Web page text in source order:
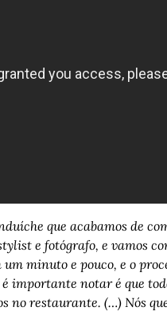
que acabamos de
e fotógrafo, e vamos
minuto e pouco, e o
importante notar é que
no restaurante. (…) Nós